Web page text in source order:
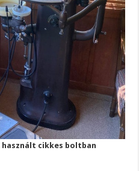
használt cikkes boltban